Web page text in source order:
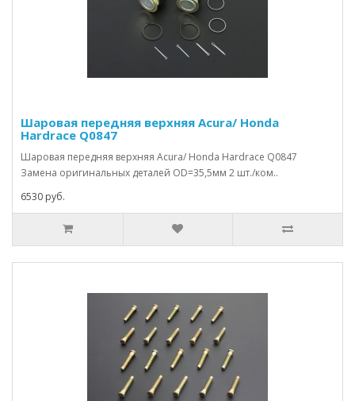
Шаровая передняя верхняя Acura/ Honda
Hardrace Q0847
Шаровая передняя верхняя Acura/ Honda Hardrace Q0847
Замена оригинальных деталей OD=35,5мм 2 шт./ком..
6530 руб.